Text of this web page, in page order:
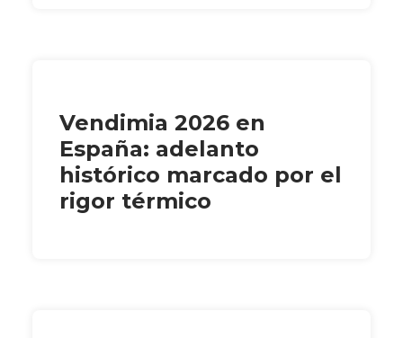
Vendimia 2026 en
España: adelanto
histórico marcado por el
rigor térmico